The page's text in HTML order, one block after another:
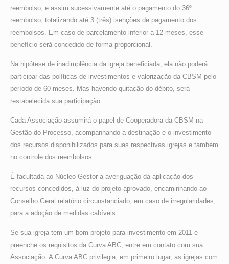
reembolso, e assim sucessivamente até o pagamento do 36º
reembolso, totalizando até 3 (três) isenções de pagamento dos
reembolsos. Em caso de parcelamento inferior a 12 meses, esse
benefício será concedido de forma proporcional.
Na hipótese de inadimplência da igreja beneficiada, ela não poderá
participar das políticas de investimentos e valorização da CBSM pelo
período de 60 meses. Mas havendo quitação do débito, será
restabelecida sua participação.
Cada Associação assumirá o papel de Cooperadora da CBSM na
Gestão do Processo, acompanhando a destinação e o investimento
dos recursos disponibilizados para suas respectivas igrejas e também
no controle dos reembolsos.
É facultada ao Núcleo Gestor a averiguação da aplicação dos
recursos concedidos, à luz do projeto aprovado, encaminhando ao
Conselho Geral relatório circunstanciado, em caso de irregularidades,
para a adoção de medidas cabíveis.
Se sua igreja tem um bom projeto para investimento em 2011 e
preenche os requisitos da Curva ABC, entre em contato com sua
Associação. A Curva ABC privilegia, em primeiro lugar, as igrejas com